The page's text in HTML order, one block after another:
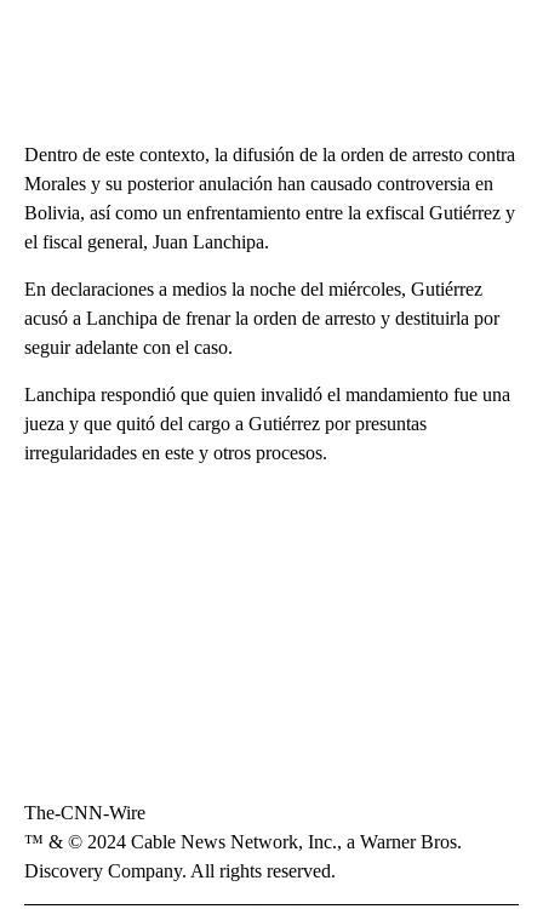
Dentro de este contexto, la difusión de la orden de arresto contra
Morales y su posterior anulación han causado controversia en
Bolivia, así como un enfrentamiento entre la exfiscal Gutiérrez y
el fiscal general, Juan Lanchipa.
En declaraciones a medios la noche del miércoles, Gutiérrez
acusó a Lanchipa de frenar la orden de arresto y destituirla por
seguir adelante con el caso.
Lanchipa respondió que quien invalidó el mandamiento fue una
jueza y que quitó del cargo a Gutiérrez por presuntas
irregularidades en este y otros procesos.
The-CNN-Wire
™ & © 2024 Cable News Network, Inc., a Warner Bros.
Discovery Company. All rights reserved.